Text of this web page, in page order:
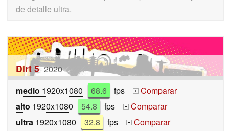
de detalle ultra.
Dirt 5 2020
medio 1920x1080 68.6 fps +
Comparar
alto 1920x1080 54.8 fps +
Comparar
ultra 1920x1080 32.8 fps +
Comparar